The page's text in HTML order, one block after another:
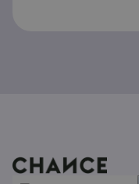
plus une trahison,
standard. Ce que ça